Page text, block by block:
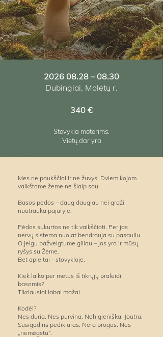
2026 08.28 – 08.30
Dubingiai, Molėtų r.
340 €
Stovykla moterims.
Vietų dar yra
Mes ne paukščiai ir ne žuvys. Dviem kojom
vaikštome žeme ne šiaip sau.
Basos pėdos – daug daugiau nei graži
nuotrauka pajūryje.
Pėdos sukurtos ne tik vaikščioti. Per jas
nervų sistema nuolat bendrauja su pasauliu.
O jeigu pažvelgtume giliau – jos yra ir mūsų
ryšys su Žeme.
Bet apie tai - stovykloje.
Kiek laiko per metus iš tikrųjų praleidi
basomis?
Tikriausiai labai mažai.
Kodėl?
Nes duria. Nes purvina. Nehigieniška. Jautru.
Susigadins pedikiūras. Nėra progos. Nes
„nemėgstu“.